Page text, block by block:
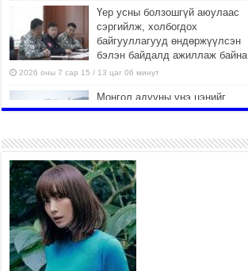
Үер усны болзошгүй аюулаас
сэргийлж, холбогдох
байгууллагууд өндөржүүлсэн
бэлэн байдалд ажиллаж байна
2026 оны 7 сар 15 / 13 цаг 06 минут
Монгол адууны үнэ цэнийг
дэлхийд сурталчлах “Дэлхийн
оролцож байна
Шагайн харвааны насанд хүрэгчдийн багийн
төрөлд 106 багийн 848 харваач өрсөлдөж,
шилдгүүд шалгарав
2026 оны 7 сар 15 / 11 цаг 45 минут
Үндэсний их баяр наадмын сур харвааны
шагналыг нийслэлийн Засаг дарга бөгөөд